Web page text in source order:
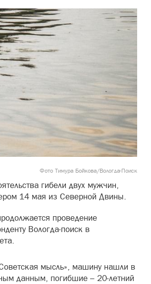
Фото Тимура Бойкова/Вологда-Поиск
гибели двух мужчин,
14 мая из Северной Двины.
проведение
Вологда-поиск в
мысль», машину нашли в
данным, погибшие – 20-летний